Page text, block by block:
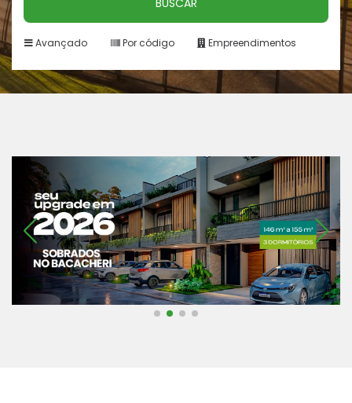
BUSCAR
Avançado Por código Empreendimentos